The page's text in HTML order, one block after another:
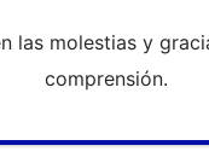
»
las molestias y
comprensión.